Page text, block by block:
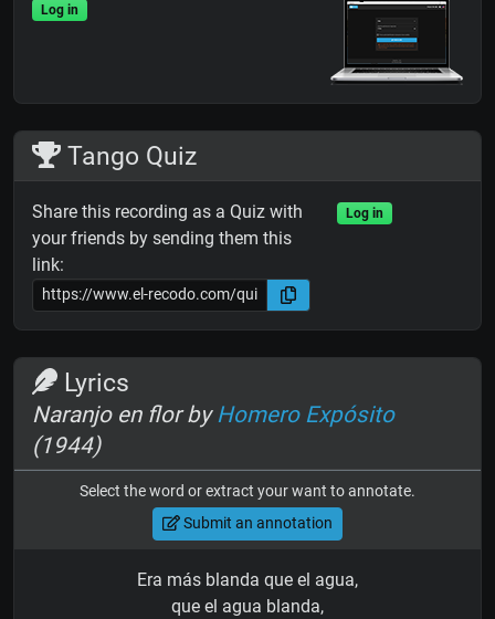
Log in
Tango Quiz
Share this recording as a Quiz with
your friends by sending them this
link:
Log in
Lyrics
Naranjo en flor byHomero Expósito
(1944)
Select the word or extract your want to annotate.
Submit an annotation
Era más blanda que el agua,
que el agua blanda,